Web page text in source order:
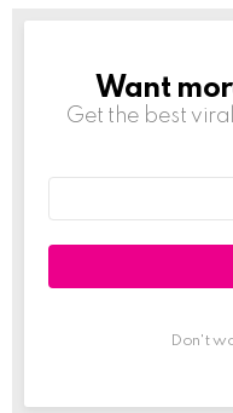
NEWSLETTER
Want
Get the best
Don't